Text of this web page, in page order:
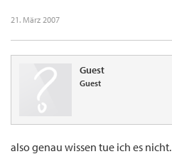
21. März 2007
Guest
Guest
also genau wissen tue ich es nicht.